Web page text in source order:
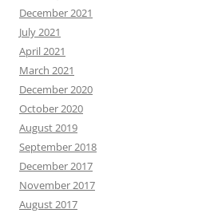
December 2021
July 2021
April 2021
March 2021
December 2020
October 2020
August 2019
September 2018
December 2017
November 2017
August 2017